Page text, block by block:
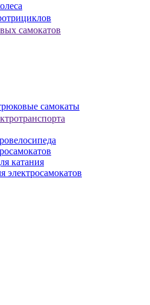
самокатов
самокаты
катания
электросамокатов